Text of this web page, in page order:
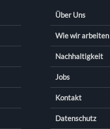
Über Uns
Wie wir arbeiten
Nachhaltigkeit
Jobs
Kontakt
Datenschutz